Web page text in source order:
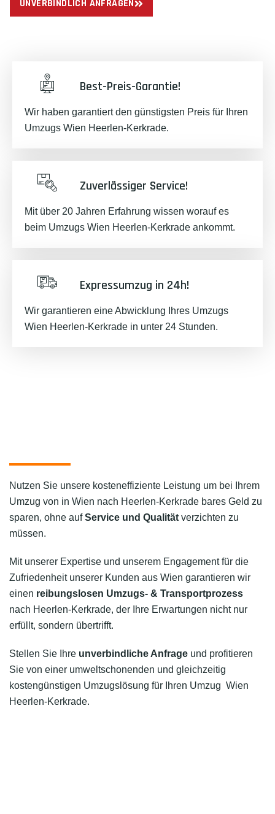
UNVERBINDLICH ANFRAGEN
Best-Preis-Garantie!
Wir haben garantiert den günstigsten Preis für Ihren
Umzugs Wien Heerlen-Kerkrade.
Zuverlässiger Service!
Mit über 20 Jahren Erfahrung wissen worauf es
beim Umzugs Wien Heerlen-Kerkrade ankommt.
Expressumzug in 24h!
Wir garantieren eine Abwicklung Ihres Umzugs
Wien Heerlen-Kerkrade in unter 24 Stunden.
Nutzen Sie unsere kosteneffiziente Leistung um bei Ihrem
Umzug von in Wien nach Heerlen-Kerkrade bares Geld zu
sparen, ohne aufService und Qualität verzichten zu
müssen.
Mit unserer Expertise und unserem Engagement für die
Zufriedenheit unserer Kunden aus Wien garantieren wir
einen reibungslosen Umzugs- & Transportprozess
nach Heerlen-Kerkrade, der Ihre Erwartungen nicht nur
erfüllt, sondern übertrifft.
Stellen Sie Ihre unverbindliche Anfrage und profitieren
Sie von einer umweltschonenden und gleichzeitig
kostengünstigen Umzugslösung für Ihren Umzug Wien
Heerlen-Kerkrade.